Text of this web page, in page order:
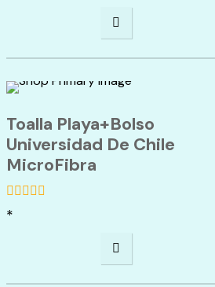
Toalla Playa+Bolso
Universidad De Chile
MicroFibra
de
*